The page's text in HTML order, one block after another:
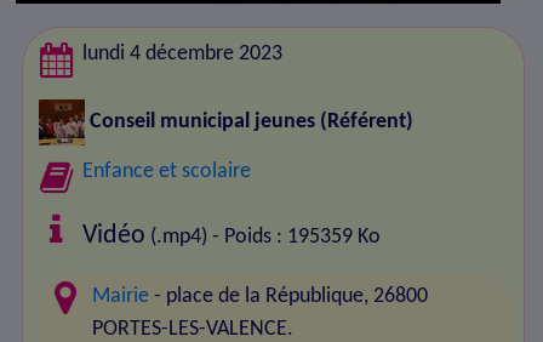
lundi 4 décembre 2023
Conseil municipal jeunes (Référent)
Enfance et scolaire
Vidéo (.mp4) - Poids : 195359 Ko
Mairie - place de la République, 26800
PORTES-LES-VALENCE.